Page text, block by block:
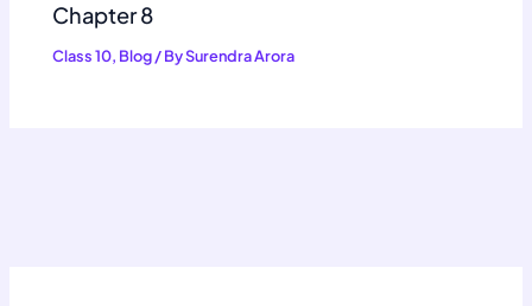
Chapter 8
Class 10, Blog/ BySurendra Arora